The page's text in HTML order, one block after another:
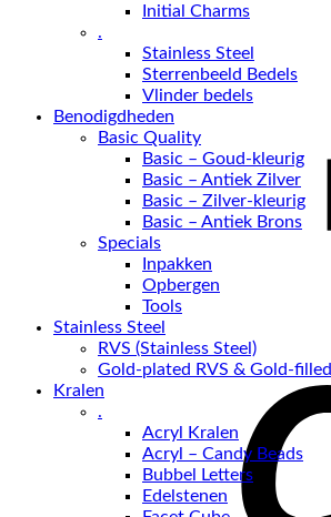
Initial Charms
.
Stainless Steel
Sterrenbeeld Bedels
Vlinder bedels
Benodigdheden
Basic Quality
Basic – Goud-kleurig
Basic – Antiek Zilver
Basic – Zilver-kleurig
Basic – Antiek Brons
Specials
Inpakken
Opbergen
Tools
Stainless Steel
RVS (Stainless Steel)
Gold-plated RVS & Gold-filled
Kralen
.
Acryl Kralen
Acryl – Candy Beads
Bubbel Letters
Edelstenen